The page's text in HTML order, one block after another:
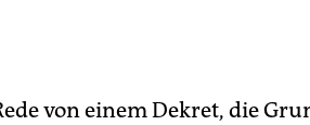
von einem Dekret, die